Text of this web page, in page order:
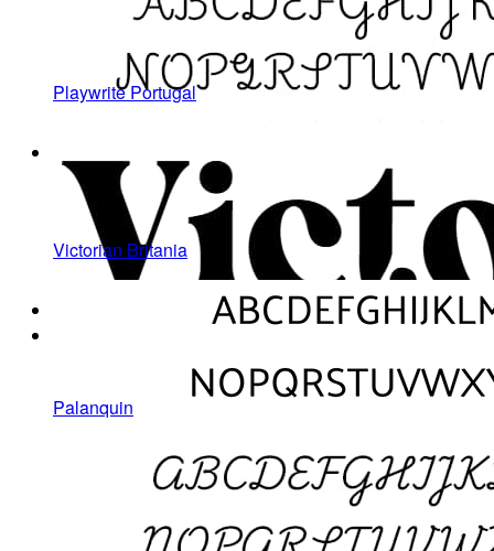
Playwrite Portugal
Victorian Britania
Palanquin